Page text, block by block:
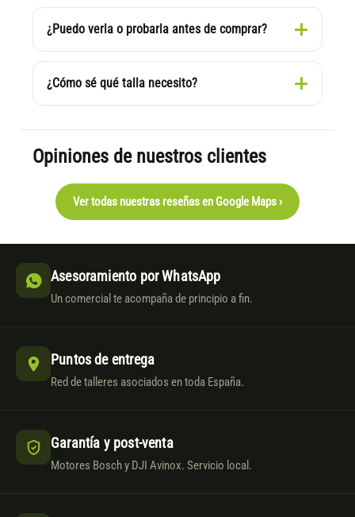
¿Puedo verla o probarla antes de comprar?
¿Cómo sé qué talla necesito?
Opiniones de nuestros clientes
Ver todas nuestras reseñas en Google Maps ›
Asesoramiento por WhatsApp
Un comercial te acompaña de principio a fin.
Puntos de entrega
Red de talleres asociados en toda España.
Garantía y post-venta
Motores Bosch y DJI Avinox. Servicio local.